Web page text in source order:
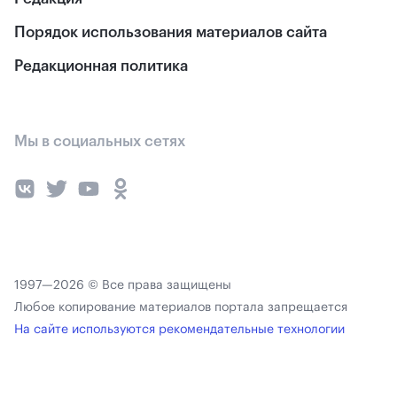
Порядок использования материалов сайта
Редакционная политика
Мы в социальных сетях
1997—2026 © Все права защищены
Любое копирование материалов портала запрещается
На сайте используются рекомендательные технологии